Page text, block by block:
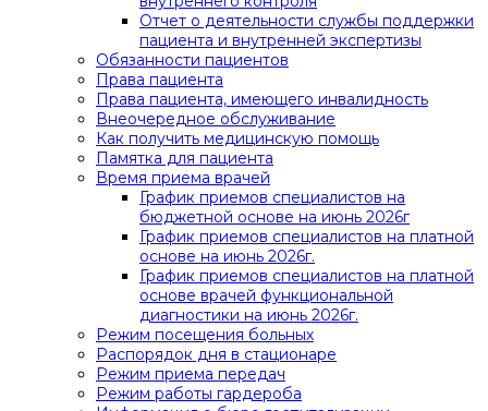
Отчет о деятельности службы поддержки
пациента и внутренней экспертизы
Обязанности пациентов
Права пациента
Права пациента, имеющего инвалидность
Внеочередное обслуживание
Как получить медицинскую помощь
Памятка для пациента
Время приема врачей
График приемов специалистов на
бюджетной основе на июнь 2026г
График приемов специалистов на платной
основе на июнь 2026г.
График приемов специалистов на платной
основе врачей функциональной
диагностики на июнь 2026г.
Режим посещения больных
Распорядок дня в стационаре
Режим приема передач
Режим работы гардероба